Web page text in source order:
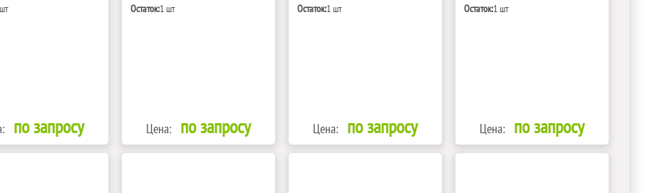
по запросу
Остаток:1 шт
Цена: по запросу
Остаток:1 шт
Цена: по запросу
Остаток:1 шт
Цена: по запросу